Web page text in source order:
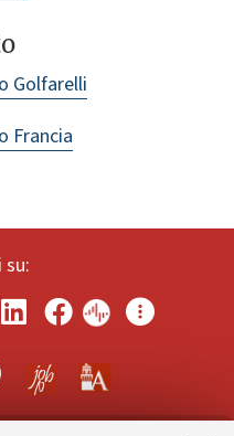
Golfarelli
Francia
su: